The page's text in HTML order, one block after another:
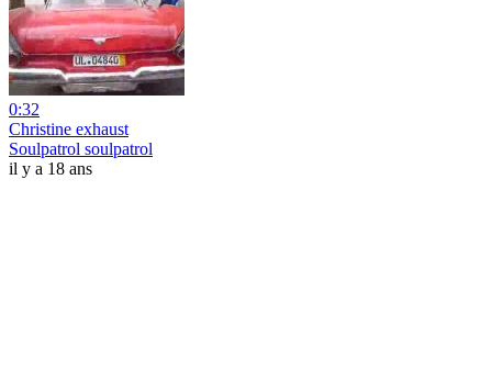
0:32
Christine exhaust
Soulpatrol soulpatrol
il y a 18 ans